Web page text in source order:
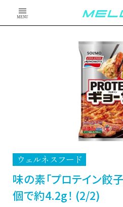
MENU
ウェルネスフード
味の素「プロテイン餃
個で約4.2g！ (2/2)